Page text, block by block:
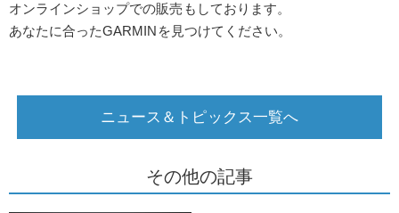
オンラインショップでの販売もしております。
あなたに合ったGARMINを見つけてください。
ニュース＆トピックス一覧へ
その他の記事